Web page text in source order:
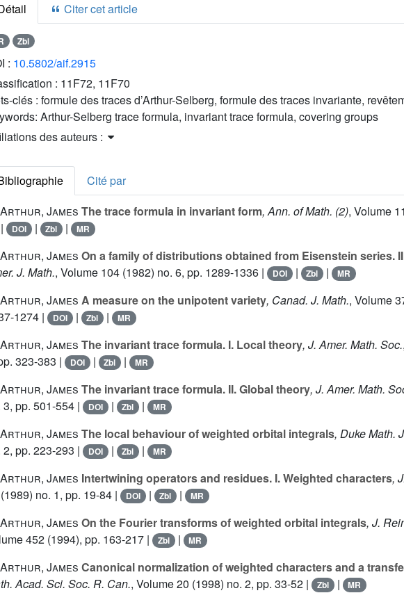
Citer cet article
Zbl
: 10.5802/aif.2915
: 11F72, 11F70
clés : formule des traces d’Arthur-Selberg, formule des traces invariante,
Arthur-Selberg trace formula, invariant trace formula, covering groups
des auteurs :
Cité par
Arthur, James The trace formula in invariant form, Ann. of Math. (2), Volume
DOI | Zbl | MR
Arthur, James On a family of distributions obtained from Eisenstein series.
J. Math., Volume 104 (1982) no. 6, pp. 1289-1336 | DOI | Zbl | MR
Arthur, James A measure on the unipotent variety, Canad. J. Math., Volume
1274 |
DOI | Zbl | MR
Arthur, James The invariant trace formula. I. Local theory, J. Amer. Math. Soc.
323-383 |
DOI | Zbl | MR
Arthur, James The invariant trace formula. II. Global theory, J. Amer. Math.
3, pp. 501-554 |
DOI | Zbl | MR
Arthur, James The local behaviour of weighted orbital integrals, Duke Math.
2, pp. 223-293 |
DOI | Zbl | MR
Arthur, James Intertwining operators and residues. I. Weighted characters,
(1989) no. 1, pp. 19-84 | DOI | Zbl | MR
Arthur, James On the Fourier transforms of weighted orbital integrals, J.
452 (1994), pp. 163-217 | Zbl | MR
Arthur, James Canonical normalization of weighted characters and a
Acad. Sci. Soc. R. Can., Volume 20 (1998) no. 2, pp. 33-52 | Zbl | MR